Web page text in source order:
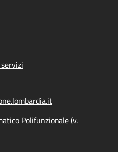
Polifunzionale (v.